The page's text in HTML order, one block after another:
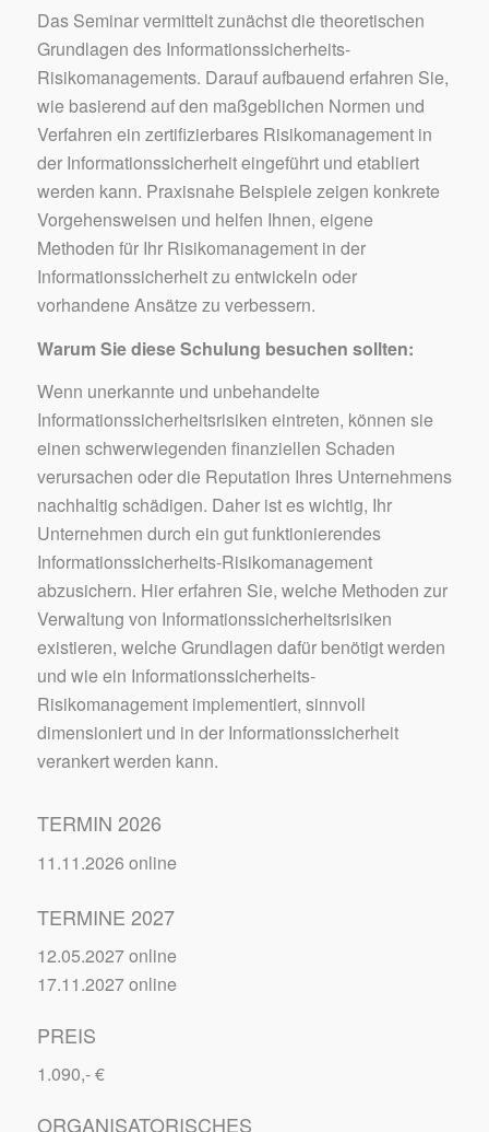
Das Seminar vermittelt zunächst die theoretischen
Grundlagen des Informationssicherheits-
Risikomanagements. Darauf aufbauend erfahren Sie,
wie basierend auf den maßgeblichen Normen und
Verfahren ein zertifizierbares Risikomanagement in
der Informationssicherheit eingeführt und etabliert
werden kann. Praxisnahe Beispiele zeigen konkrete
Vorgehensweisen und helfen Ihnen, eigene
Methoden für Ihr Risikomanagement in der
Informationssicherheit zu entwickeln oder
vorhandene Ansätze zu verbessern.
Warum Sie diese Schulung besuchen sollten:
Wenn unerkannte und unbehandelte
Informationssicherheitsrisiken eintreten, können sie
einen schwerwiegenden finanziellen Schaden
verursachen oder die Reputation Ihres Unternehmens
nachhaltig schädigen. Daher ist es wichtig, Ihr
Unternehmen durch ein gut funktionierendes
Informationssicherheits-Risikomanagement
abzusichern. Hier erfahren Sie, welche Methoden zur
Verwaltung von Informationssicherheitsrisiken
existieren, welche Grundlagen dafür benötigt werden
und wie ein Informationssicherheits-
Risikomanagement implementiert, sinnvoll
dimensioniert und in der Informationssicherheit
verankert werden kann.
TERMIN 2026
11.11.2026 online
TERMINE 2027
12.05.2027 online
17.11.2027 online
PREIS
1.090,- €
ORGANISATORISCHES